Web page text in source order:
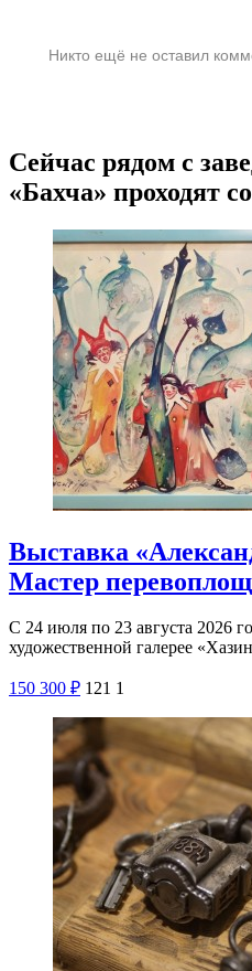
Никто ещё не оставил
Сейчас рядом с
«Бахча» проходят
Выставка
Мастер
С 24 июля по 23 августа 2026
художественной галерее
150 300 ₽ 121 1